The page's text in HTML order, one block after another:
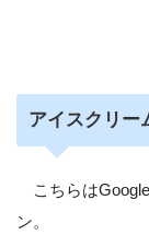
アイスクリー
こちらは
ン。